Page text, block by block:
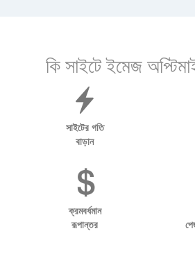
কি সাইটে ইমেজ
সাইটের গতি
বাড়ান
ক্রমবর্ধমান
রূপান্তর